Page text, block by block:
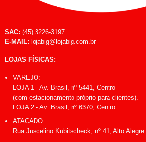
SAC: (45) 3226-3197
E-MAIL: lojabig@lojabig.com.br
LOJAS FÍSICAS:
VAREJO:
LOJA 1 - Av. Brasil, nº 5441, Centro
(com estacionamento próprio para clientes).
LOJA 2 - Av. Brasil, nº 6370, Centro.
ATACADO:
Rua Juscelino Kubitscheck, nº 41, Alto Alegre